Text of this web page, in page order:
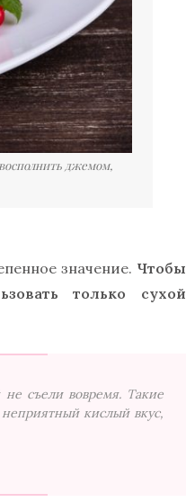
джемом,
значение. Чтобы
только сухой
съели вовремя. Такие
кислый вкус,